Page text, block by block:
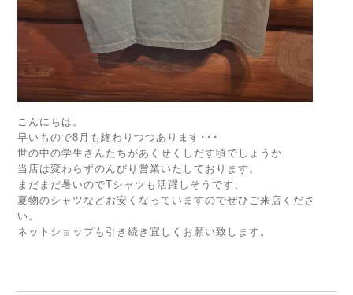
こんにちは。
早いもので8月も終わりつつあります･･･
世の中の学生さんたちがあくせくしだす頃でしょうか
当店は変わらずのんびり営業いたしております。
まだまだ暑いのでTシャツも活躍しそうです、
夏物のシャツなどお安くなっていますのでぜひご来店くださ
い。
ネットショップも引き続き宜しくお願い致します。